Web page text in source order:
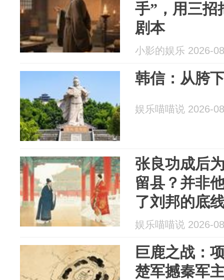
手”，用三招
剧本
小影的娱乐 2026-
韩信：从胯
娱乐喵喵说 2026-
张良功成后
留县？并非
了刘邦的底
娱乐喵喵说 2026-
巨鹿之战：
楚军撼秦军